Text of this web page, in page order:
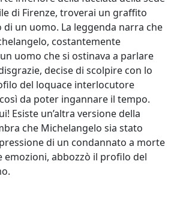
di Firenze, troverai un graffito
un uomo. La leggenda narra che
costantemente
uomo che si ostinava a parlare
decise di scolpire con lo
del loquace interlocutore
da poter ingannare il tempo.
Esiste un’altra versione della
che Michelangelo sia stato
di un condannato a morte
emozioni, abbozzò il profilo del